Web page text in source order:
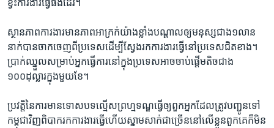
ខ្វះ​ការងារ​ធ្វើ​ផង​ដែរ។ ​
ស្ថានភាព​ការងារ​មាន​ភាព​អាក្រក់​យ៉ាង​ខ្លាំងបណ្តាល​ឲ្យ​មនុស្ស​ជាង​១លាន​
នាក់​បាន​ចាកចេញ​ពី​ប្រទេស​ដើម្បី​ស្វែងរក​ការងារ​ធ្វើ​នៅ​ប្រទេស​ជិត​ខាង។
ប្រាក់​ឈ្នួល​សម្រាប់​អ្នក​ធ្វើ​ការ​នៅ​ក្នុង​ប្រទេស​អាច​ចាប់​ផ្តើម​តិច​ជាង​
១០០ដុល្លារ​ក្នុង​មួយ​ខែ។
ប្រវត្តិ​នៃ​ការ​មាន​ទោស​បទល្មើស​ព្រហ្មទណ្ឌ​ធ្វើ​ឲ្យ​ពួក​អ្នក​ដែល​ត្រូវ​បញ្ជូន​ទៅ​
កម្ពុជា​វិញ​ពិបាក​រក​ការងារ​ធ្វើហើយ​ស្នាម​សាក់​ជាច្រើន​នៅ​លើ​ខ្លួន​ពួកគេ​ក៏​មិន​